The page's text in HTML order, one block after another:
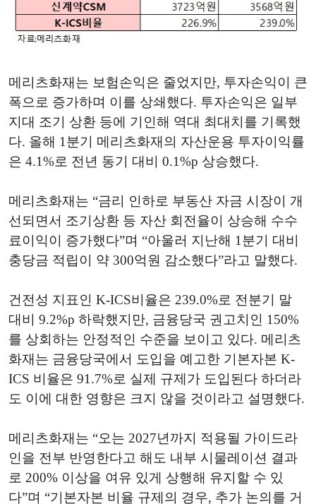
메리츠화재는 보험손익은 줄었지만, 투자손익이 큰
폭으로 증가하며 이를 상쇄했다. 투자손익은 일부
지대 조기 상환 등에 기인해 역대 최대치를 기록했
다. 올해 1분기 메리츠화재의 자산운용 투자이익률
은 4.1%로 전년 동기 대비 0.1%p 상승했다.
메리츠화재는 “금리 인하로 부동산 자금 시장이 개
선되면서 조기상환 등 자산 회전율이 상승해 수수
료이익이 증가했다”며 “아울러 지난해 1분기 대비
충당금 적립이 약 300억원 감소했다”라고 말했다.
건전성 지표인 K-ICS비율은 239.0%로 전분기 말
대비 9.2%p 하락했지만, 금융당국 권고치인 150%
를 상회하는 안정적인 수준을 보이고 있다. 메리츠
화재는 금융당국에서 도입을 예고한 기본자본 K-
ICS 비율은 91.7%로 실제 규제가 도입된다 하더라
도 이에 대한 영향은 크지 않을 것이라고 설명했다.
메리츠화재는 “오는 2027년까지 적용될 가이드라
인을 전부 반영한다고 해도 내부 시물레이션 결과
로 200% 이상을 여유 있게 상행해 유지할 수 있
다”며 “기본자본 비율 규제의 경우, 추가 논의를 거